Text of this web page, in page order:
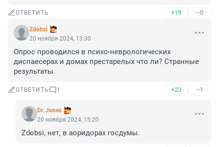
ОТВЕТИТЬ +19 –0
Zdobsi
20 ноября 2024, 13:30
Опрос проводился в психо-неврологических
диспаесерах и домах престарелых что ли? Странные
результаты.
ОТВЕТИТЬ 1 +23 –1
Dr. Jones
20 ноября 2024, 15:20
Zdobsi, нет, в аоридорах госдумы.